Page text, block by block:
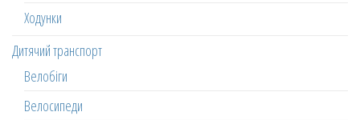
Ходунки
Дитячий транспорт
Велобіги
Велосипеди